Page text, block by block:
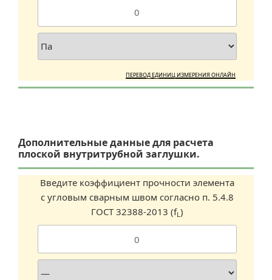
ПЕРЕВОД ЕДИНИЦ ИЗМЕРЕНИЯ ОНЛАЙН
Дополнительные данные для расчета
плоской внутритрубной заглушки.
Введите коэффициент прочности элемента
с угловым сварным швом согласно п. 5.4.8
ГОСТ 32388-2013 (fL )